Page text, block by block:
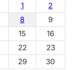
1
2
8
9
15
16
22
23
29
30